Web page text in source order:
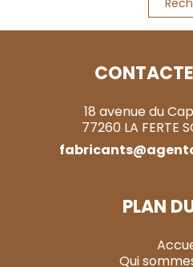
18 avenue du
77260 LA FERTE
PLAN
Qui